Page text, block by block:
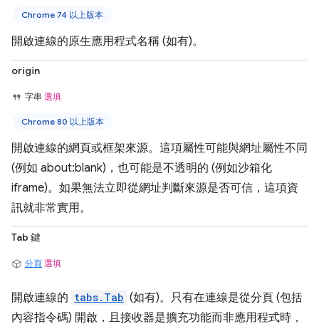
Chrome 74 以上版本
開啟連線的原生應用程式名稱 (如有)。
origin
字串 選填
Chrome 80 以上版本
開啟連線的網頁或框架來源。這項屬性可能與網址屬性不同
(例如 about:blank)，也可能是不透明的 (例如沙箱化
iframe)。如果無法立即從網址判斷來源是否可信，這項資
訊就非常實用。
Tab 鍵
分頁 選填
開啟連線的 tabs.Tab (如有)。只有在連線是從分頁 (包括
內容指令碼) 開啟，且接收器是擴充功能而非應用程式時，